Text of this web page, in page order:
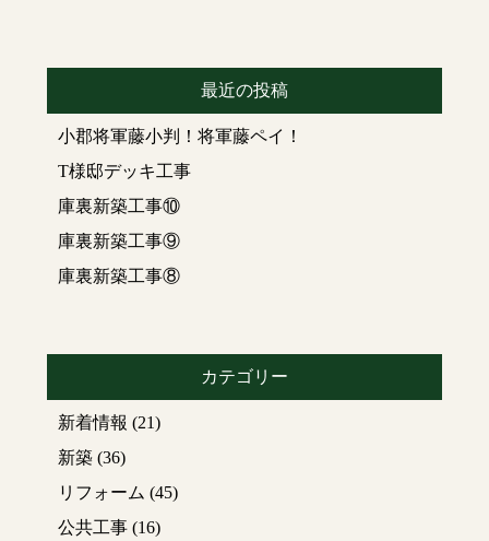
最近の投稿
小郡将軍藤小判！将軍藤ペイ！
T様邸デッキ工事
庫裏新築工事⑩
庫裏新築工事⑨
庫裏新築工事⑧
カテゴリー
新着情報 (21)
新築(36)
リフォーム (45)
公共工事(16)